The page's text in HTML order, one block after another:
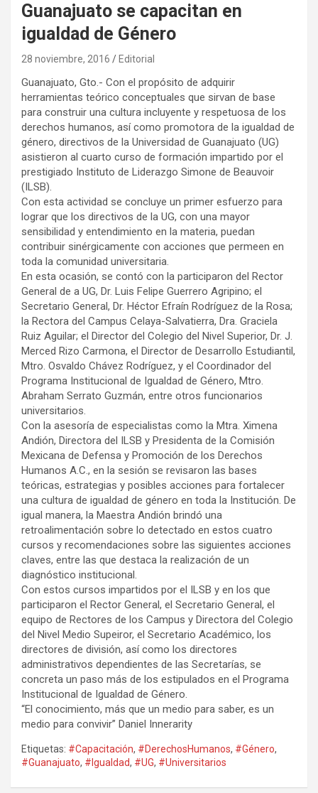
Guanajuato se capacitan en
igualdad de Género
28 noviembre, 2016 Editorial
Guanajuato, Gto.- Con el propósito de adquirir
herramientas teórico conceptuales que sirvan de base
para construir una cultura incluyente y respetuosa de los
derechos humanos, así como promotora de la igualdad de
género, directivos de la Universidad de Guanajuato (UG)
asistieron al cuarto curso de formación impartido por el
prestigiado Instituto de Liderazgo Simone de Beauvoir
(ILSB).
Con esta actividad se concluye un primer esfuerzo para
lograr que los directivos de la UG, con una mayor
sensibilidad y entendimiento en la materia, puedan
contribuir sinérgicamente con acciones que permeen en
toda la comunidad universitaria.
En esta ocasión, se contó con la participaron del Rector
General de a UG, Dr. Luis Felipe Guerrero Agripino; el
Secretario General, Dr. Héctor Efraín Rodríguez de la Rosa;
la Rectora del Campus Celaya-Salvatierra, Dra. Graciela
Ruiz Aguilar; el Director del Colegio del Nivel Superior, Dr. J.
Merced Rizo Carmona, el Director de Desarrollo Estudiantil,
Mtro. Osvaldo Chávez Rodríguez, y el Coordinador del
Programa Institucional de Igualdad de Género, Mtro.
Abraham Serrato Guzmán, entre otros funcionarios
universitarios.
Con la asesoría de especialistas como la Mtra. Ximena
Andión, Directora del ILSB y Presidenta de la Comisión
Mexicana de Defensa y Promoción de los Derechos
Humanos A.C., en la sesión se revisaron las bases
teóricas, estrategias y posibles acciones para fortalecer
una cultura de igualdad de género en toda la Institución. De
igual manera, la Maestra Andión brindó una
retroalimentación sobre lo detectado en estos cuatro
cursos y recomendaciones sobre las siguientes acciones
claves, entre las que destaca la realización de un
diagnóstico institucional.
Con estos cursos impartidos por el ILSB y en los que
participaron el Rector General, el Secretario General, el
equipo de Rectores de los Campus y Directora del Colegio
del Nivel Medio Supeiror, el Secretario Académico, los
directores de división, así como los directores
administrativos dependientes de las Secretarías, se
concreta un paso más de los estipulados en el Programa
Institucional de Igualdad de Género.
“El conocimiento, más que un medio para saber, es un
medio para convivir” Daniel Innerarity
Etiquetas: #Capacitación, #DerechosHumanos, #Género,
#Guanajuato, #Igualdad, #UG, #Universitarios